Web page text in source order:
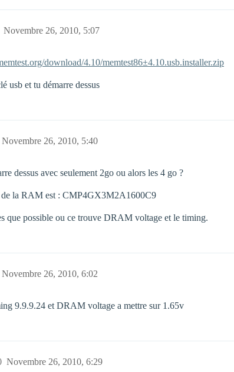
Novembre 26, 2010, 5:07
download/4.10/memtest86±4.10.usb.installer.zip
usb et tu démarre dessus
Novembre 26, 2010, 5:40
dessus avec seulement 2go ou alors les 4 go ?
de la RAM est : CMP4GX3M2A1600C9
que possible ou ce trouve DRAM voltage et le timing.
Novembre 26, 2010, 6:02
9.9.9.24 et DRAM voltage a mettre sur 1.65v
Novembre 26, 2010, 6:29